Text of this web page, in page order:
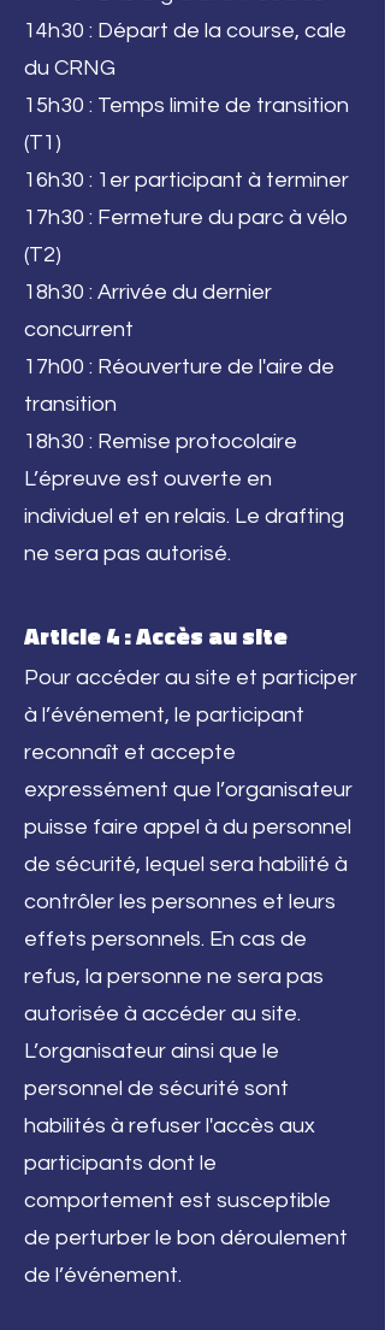
14h30 : Départ de la course, cale
du CRNG
15h30 : Temps limite de transition
(T1)
16h30 : 1er participant à terminer
17h30 : Fermeture du parc à vélo
(T2)
18h30 : Arrivée du dernier
concurrent
17h00 : Réouverture de l'aire de
transition
18h30 : Remise protocolaire
L’épreuve est ouverte en
individuel et en relais. Le drafting
ne sera pas autorisé.​
Article 4 : Accès au site
Pour accéder au site et participer
à l’événement, le participant
reconnaît et accepte
expressément que l’organisateur
puisse faire appel à du personnel
de sécurité, lequel sera habilité à
contrôler les personnes et leurs
effets personnels. En cas de
refus, la personne ne sera pas
autorisée à accéder au site.
L’organisateur ainsi que le
personnel de sécurité sont
habilités à refuser l'accès aux
participants dont le
comportement est susceptible
de perturber le bon déroulement
de l’événement.